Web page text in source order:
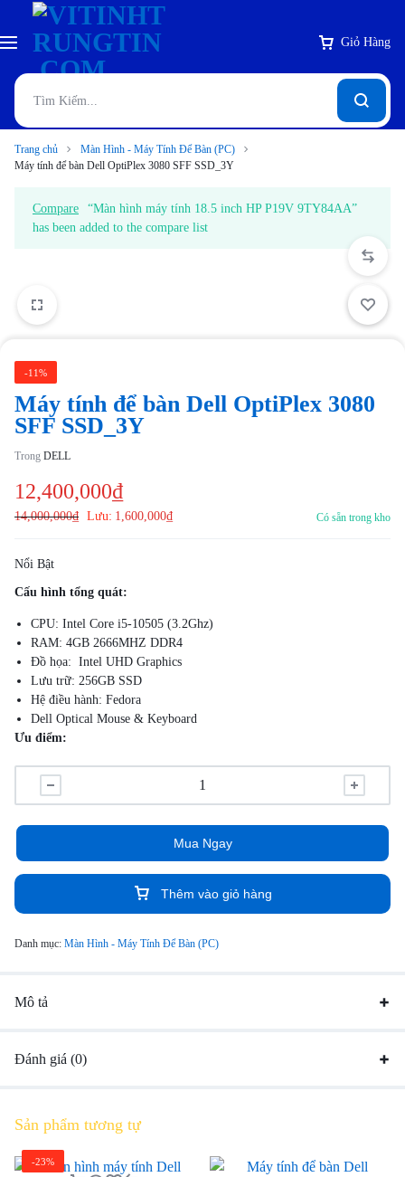
Giỏ Hàng
Trang chủ
Màn Hình - Máy Tính Để Bàn (PC)
Máy tính để bàn Dell OptiPlex 3080 SFF SSD_3Y
Compare
“Màn hình máy tính 18.5 inch HP P19V 9TY84AA”
has been added to the compare list
-11%
Máy tính để bàn Dell OptiPlex 3080
SFF SSD_3Y
Trong DELL
12,400,000₫
14,000,000₫ Lưu: 1,600,000₫ Có sẵn trong kho
Nổi Bật
Cấu hình tổng quát:
CPU: Intel Core i5-10505 (3.2Ghz)
RAM: 4GB 2666MHZ DDR4
Đồ họa: Intel UHD Graphics
Lưu trữ: 256GB SSD
Hệ điều hành: Fedora
Dell Optical Mouse & Keyboard
Ưu điểm:
Máy tính để bàn Dell OptiPlex 3080 SFF là một sản phẩn nhỏ gọn, ở
hữu mức giá phải chăng và được trang bị tất cả các tính năng quan
trọng hàng đầu
Dell OptiPlex 3080 SFF cũng duy trì khả năng kết nối mạnh mẽ với
Thêm vào giỏ hàng
Mua Ngay
Danh mục: Màn Hình - Máy Tính Để Bàn (PC)
Mô tả
Đánh giá (0)
Sản phẩm tương tự
-23%